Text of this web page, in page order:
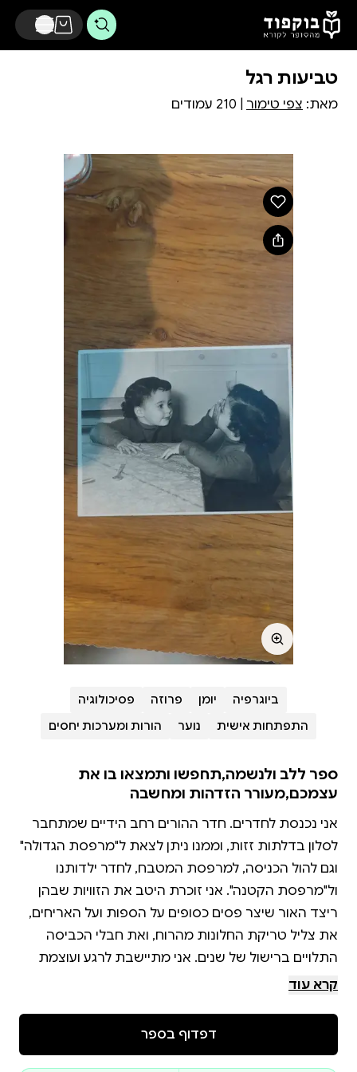
דלג לתוכן הראשי
טביעות רגל
מאת: צפי טימור
ביוגרפיה יומן פרוזה
פסיכולוגיה
התפתחות אישית
נוער הורות ומערכות יחסים
ספר ללב ולנשמה,תחפשו ותמצאו בו את
עצמכם,מעורר הזדהות ומחשבה
אני נכנסת לחדרים. חדר ההורים רחב הידיים שמתחבר
לסלון בדלתות זזות, וממנו ניתן לצאת ל"מרפסת הגדולה"
וגם להול הכניסה, למרפסת המטבח, לחדר ילדותנו
ול"מרפסת הקטנה". אני זוכרת היטב את הזוויות שבהן
ריצד האור שיצר פסים כסופים על הספות ועל האריחים,
את צליל טריקת החלונות מהרוח, ואת חבלי הכביסה
התלויים ברישול של שנים. אני מתיישבת לרגע ועוצמת
עיניים. כשעוצמים עיניים התמונה מתבהרת. אני מדמיינת
קרא עוד
דפדוף בספר